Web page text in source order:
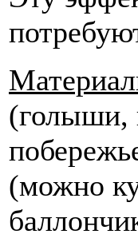
(голыши,
(можно